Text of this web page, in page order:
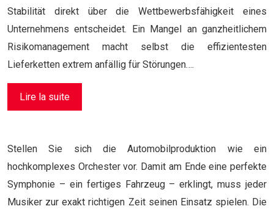
Stabilität direkt über die Wettbewerbsfähigkeit eines
Unternehmens entscheidet. Ein Mangel an ganzheitlichem
Risikomanagement macht selbst die effizientesten
Lieferketten extrem anfällig für Störungen….
Lire la suite
Stellen Sie sich die Automobilproduktion wie ein
hochkomplexes Orchester vor. Damit am Ende eine perfekte
Symphonie – ein fertiges Fahrzeug – erklingt, muss jeder
Musiker zur exakt richtigen Zeit seinen Einsatz spielen. Die